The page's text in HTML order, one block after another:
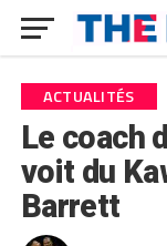
ACTUALITÉS
Le coach
voit du
Barrett